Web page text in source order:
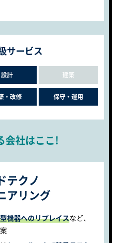
サービス
設計 建築
・改修 保守・運用
会社はここ!
テクノ
アリング
機器へのリプレイスなど、